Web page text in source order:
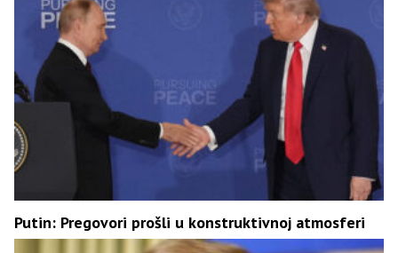
Putin: Pregovori prošli u konstruktivnoj atmosferi